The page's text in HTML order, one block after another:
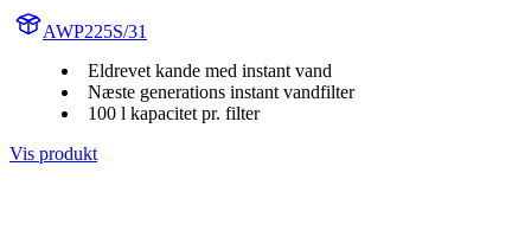
AWP225S/31
Eldrevet kande med instant vand
Næste generations instant vandfilter
100 l kapacitet pr. filter
Vis produkt